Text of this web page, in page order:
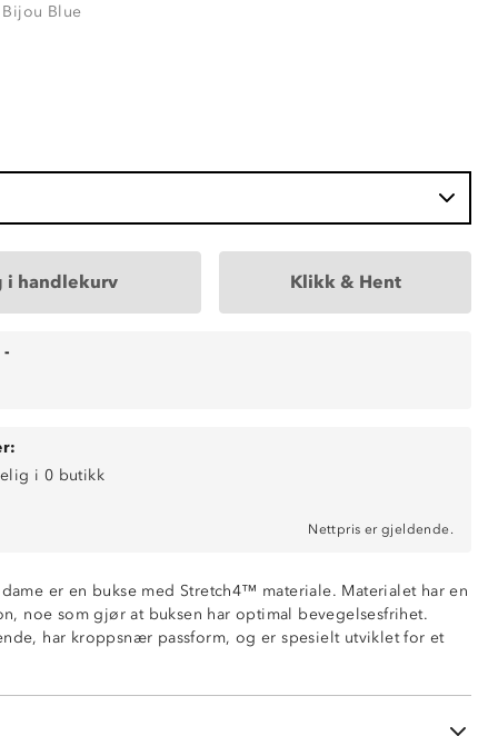
Blue
i handlekurv Klikk & Hent
-
i 0 butikk
Nettpris er gjeldende.
er en bukse med Stretch4™ materiale. Materialet har en
noe som gjør at buksen har optimal bevegelsesfrihet.
har kroppsnær passform, og er spesielt utviklet for et
glidelås